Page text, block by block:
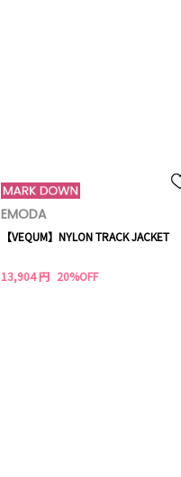
EMODA
【VEQUM】NYLON TRACK JACKET
13,904 円 20%OFF